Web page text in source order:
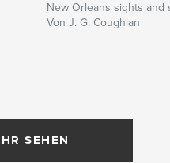
New Orleans sights and
Von J. G. Coughlan
SEHEN